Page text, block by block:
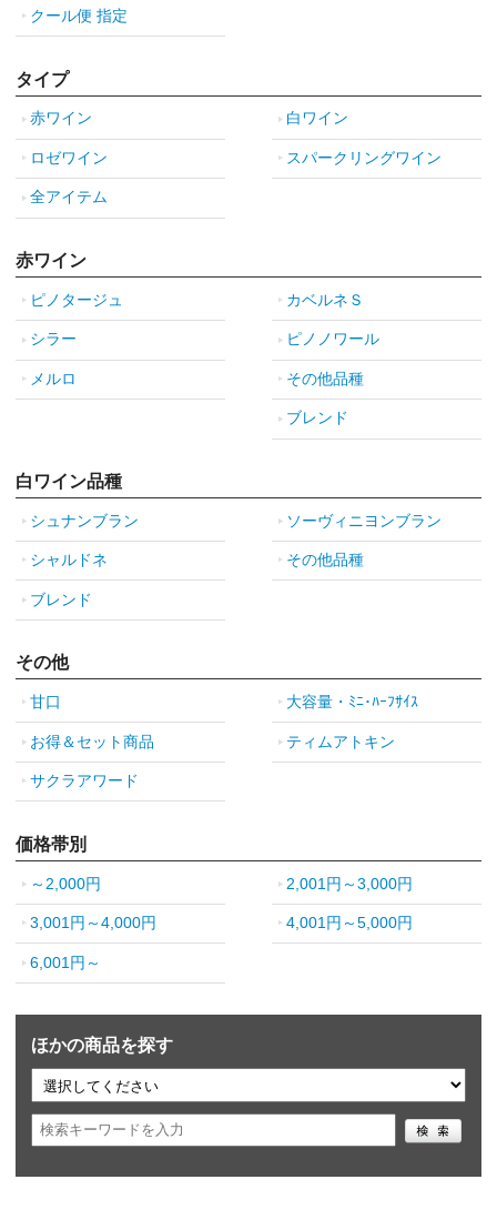
クール便 指定
タイプ
赤ワイン 白ワイン
ロゼワイン スパークリングワイン
全アイテム
赤ワイン
ピノタージュ カベルネＳ
シラー ピノノワール
メルロ その他品種
ブレンド
白ワイン品種
シュナンブラン ソーヴィニヨンブラン
シャルドネ その他品種
ブレンド
その他
甘口 大容量・ﾐﾆ･ﾊｰﾌｻｲｽ
お得＆セット商品 ティムアトキン
サクラアワード
価格帯別
～2,000円 2,001円～3,000円
3,001円～4,000円 4,001円～5,000円
6,001円～
ほかの商品を探す